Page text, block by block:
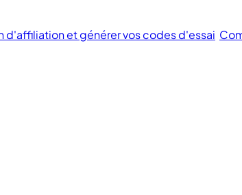
d'affiliation et générer vos codes d'essai